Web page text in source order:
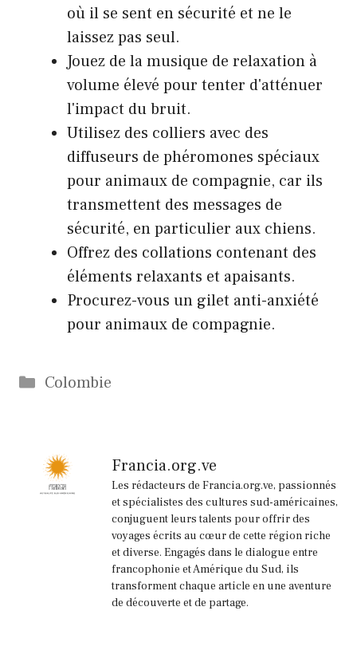
où il se sent en sécurité et ne le
laissez pas seul.
Jouez de la musique de relaxation à
volume élevé pour tenter d'atténuer
l'impact du bruit.
Utilisez des colliers avec des
diffuseurs de phéromones spéciaux
pour animaux de compagnie, car ils
transmettent des messages de
sécurité, en particulier aux chiens.
Offrez des collations contenant des
éléments relaxants et apaisants.
Procurez-vous un gilet anti-anxiété
pour animaux de compagnie.
Catégories
Colombie
Francia.org.ve
Les rédacteurs de Francia.org.ve, passionnés
et spécialistes des cultures sud-américaines,
conjuguent leurs talents pour offrir des
voyages écrits au cœur de cette région riche
et diverse. Engagés dans le dialogue entre
francophonie et Amérique du Sud, ils
transforment chaque article en une aventure
de découverte et de partage.